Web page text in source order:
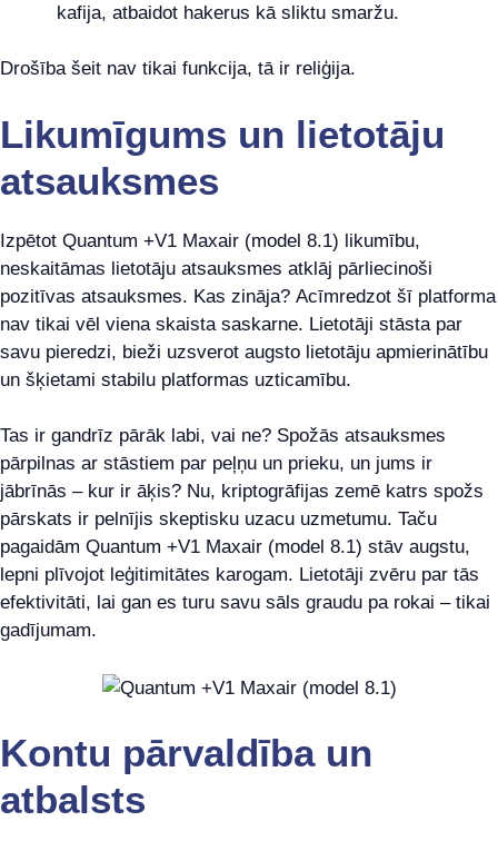
kafija, atbaidot hakerus kā sliktu smaržu.
Drošība šeit nav tikai funkcija, tā ir reliģija.
Likumīgums un lietotāju
atsauksmes
Izpētot Quantum +V1 Maxair (model 8.1) likumību,
neskaitāmas lietotāju atsauksmes atklāj pārliecinoši
pozitīvas atsauksmes. Kas zināja? Acīmredzot šī platforma
nav tikai vēl viena skaista saskarne. Lietotāji stāsta par
savu pieredzi, bieži uzsverot augsto lietotāju apmierinātību
un šķietami stabilu platformas uzticamību.
Tas ir gandrīz pārāk labi, vai ne? Spožās atsauksmes
pārpilnas ar stāstiem par peļņu un prieku, un jums ir
jābrīnās – kur ir āķis? Nu, kriptogrāfijas zemē katrs spožs
pārskats ir pelnījis skeptisku uzacu uzmetumu. Taču
pagaidām Quantum +V1 Maxair (model 8.1) stāv augstu,
lepni plīvojot leģitimitātes karogam. Lietotāji zvēru par tās
efektivitāti, lai gan es turu savu sāls graudu pa rokai – tikai
gadījumam.
Kontu pārvaldība un
atbalsts